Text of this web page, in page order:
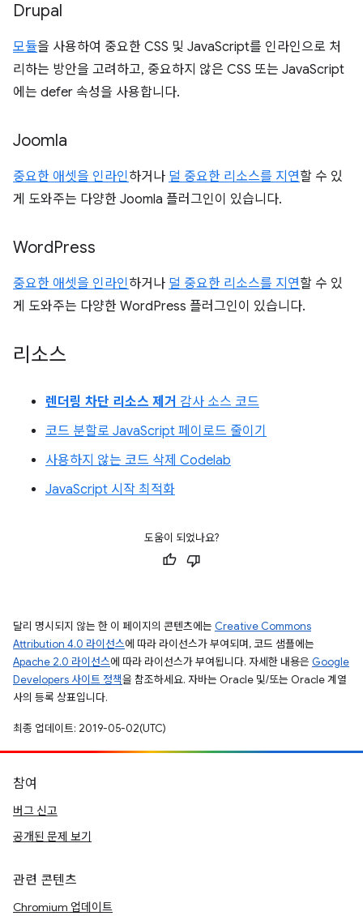
Drupal
모듈을 사용하여 중요한 CSS 및 JavaScript를 인라인으로 처
리하는 방안을 고려하고, 중요하지 않은 CSS 또는 JavaScript
에는 defer 속성을 사용합니다.
Joomla
중요한 애셋을 인라인하거나 덜 중요한 리소스를 지연할 수 있
게 도와주는 다양한 Joomla 플러그인이 있습니다.
WordPress
중요한 애셋을 인라인하거나 덜 중요한 리소스를 지연할 수 있
게 도와주는 다양한 WordPress 플러그인이 있습니다.
리소스
렌더링 차단 리소스 제거 감사 소스 코드
코드 분할로 JavaScript 페이로드 줄이기
사용하지 않는 코드 삭제 Codelab
JavaScript 시작 최적화
도움이 되었나요?
달리 명시되지 않는 한 이 페이지의 콘텐츠에는 Creative Commons
Attribution 4.0 라이선스에 따라 라이선스가 부여되며, 코드 샘플에는
Apache 2.0 라이선스에 따라 라이선스가 부여됩니다. 자세한 내용은 Google
Developers 사이트 정책을 참조하세요. 자바는 Oracle 및/또는 Oracle 계열
사의 등록 상표입니다.
최종 업데이트: 2019-05-02(UTC)
참여
버그 신고
공개된 문제 보기
관련 콘텐츠
Chromium 업데이트